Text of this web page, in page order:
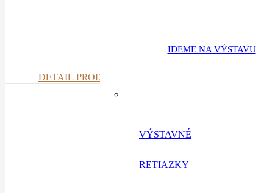
IDEME NA VÝSTAVU
VÝSTAVNÉ
RETIAZKY
DETAIL PRODUKTU